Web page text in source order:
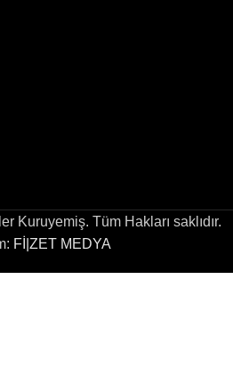
Kuruyemiş. Tüm Hakları saklıdır.
Fİ|ZET MEDYA